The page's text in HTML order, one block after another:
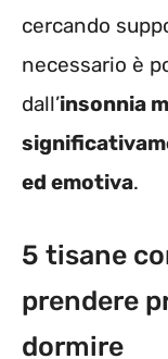
cercando
necessario è
dall’insonnia
ed emotiva.
5 tisane
prendere
dormire